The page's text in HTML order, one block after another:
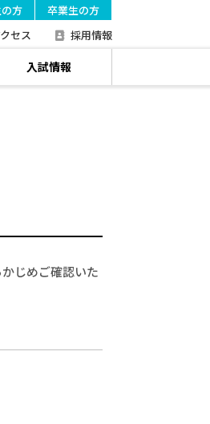
方
卒業生の方
セス 採用情報
入試情報
じめご確認いた